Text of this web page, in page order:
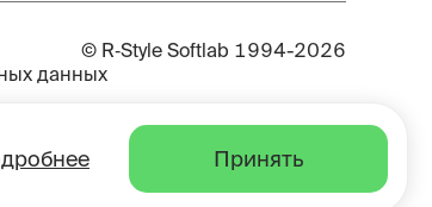
данных
в реестр отечественного ПО
© R‑Style Softlab 1994-2026
Принять